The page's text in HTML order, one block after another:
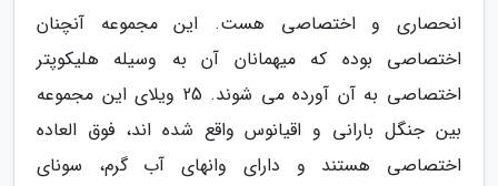
انحصاری و اختصاصی هست. این مجموعه آنچنان
اختصاصی بوده که میهمانان آن به وسیله هلیکوپتر
اختصاصی به آن آورده می شوند. 25 ویلای این مجموعه
بین جنگل بارانی و اقیانوس واقع شده اند، فوق العاده
اختصاصی هستند و دارای وانهای آب گرم، سونای